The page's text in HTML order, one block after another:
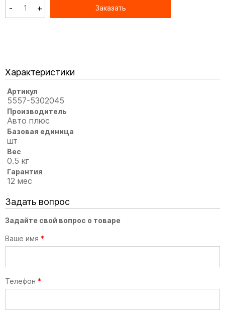
- + Заказать
Характеристики
Артикул
5557-5302045
Производитель
Авто плюс
Базовая единица
шт
Вес
0.5 кг
Гарантия
12 мес
Задать вопрос
Задайте свой вопрос о товаре
Ваше имя *
Телефон *